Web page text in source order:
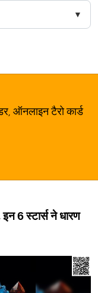
ऑनलाइन टैरो कार्ड
6 स्टार्स ने धारण